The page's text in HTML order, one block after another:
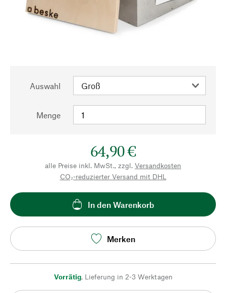
Auswahl
Menge
64,90 €
alle Preise inkl. MwSt., zzgl. Versandkosten
CO₂-reduzierter Versand mit DHL
In den Warenkorb
Merken
Vorrätig, Lieferung in 2-3 Werktagen